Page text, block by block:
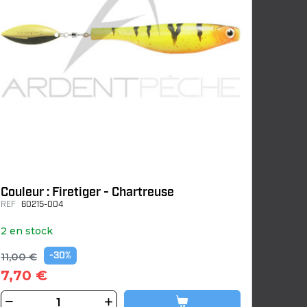
Couleur : Firetiger - Chartreuse
REF 60215-004
2 en stock
11,00 € -30%
7,70 €